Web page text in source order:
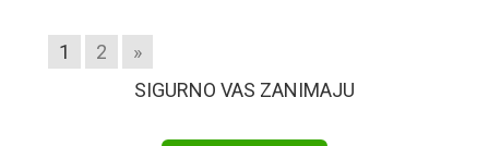
1 2
»
SIGURNO VAS ZANIMAJU